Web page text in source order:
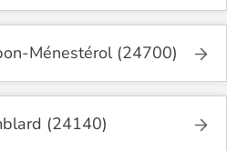
Ménestérol (24700)
(24140)